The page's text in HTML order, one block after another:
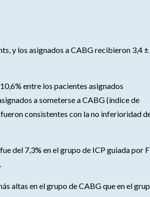
y los asignados a CABG recibieron 3,4
entre los pacientes asignados
a someterse a CABG (índice de
consistentes con la no inferioridad
del 7,3% en el grupo de ICP guiada por
altas en el grupo de CABG que en el